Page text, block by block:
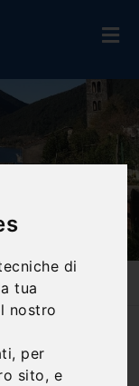
di
tua
nostro
per
sito, e